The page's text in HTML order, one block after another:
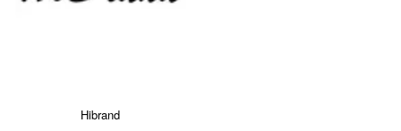
Hibrand